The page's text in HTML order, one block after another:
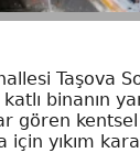
Taşova
binanın
gören
için yıkım